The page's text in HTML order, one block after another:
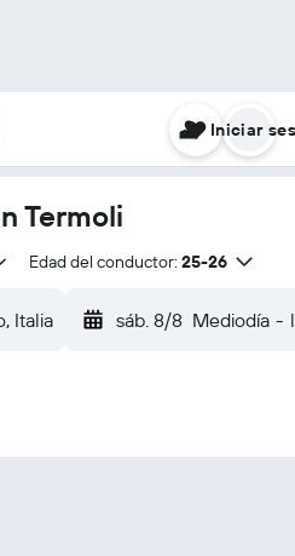
Iniciar
Termoli
Edad del conductor: 25-26
Italia sáb. 8/8 Mediodía -